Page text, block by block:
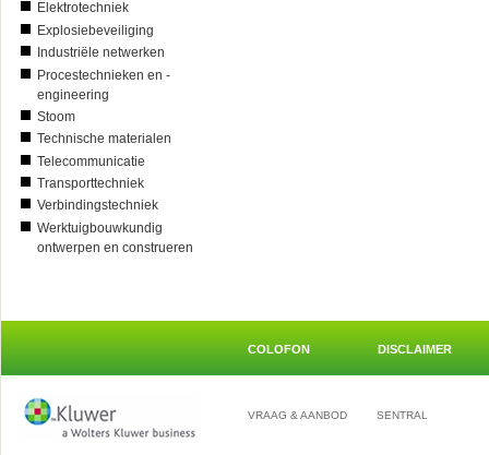
Elektrotechniek
Explosiebeveiliging
Industriële netwerken
Procestechnieken en -
engineering
Stoom
Technische materialen
Telecommunicatie
Transporttechniek
Verbindingstechniek
Werktuigbouwkundig
ontwerpen en construeren
COLOFON DISCLAIMER
VRAAG & AANBOD SENTRAL